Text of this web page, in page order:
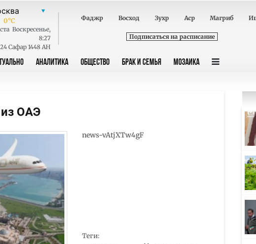
0°C
Воскресенье,
8:27
24 Сафар 1448 AH
Фаджр Восход Зухр Аср Магриб
Подписаться на расписание
АНАЛИТИКА ОБЩЕСТВО БРАК И СЕМЬЯ МОЗАИКА
ОАЭ
news-vAtjXTw4gF
Теги: